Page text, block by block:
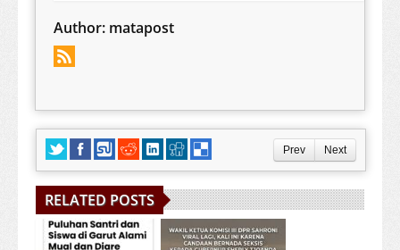
Author: matapost
Prev Next
RELATED POSTS